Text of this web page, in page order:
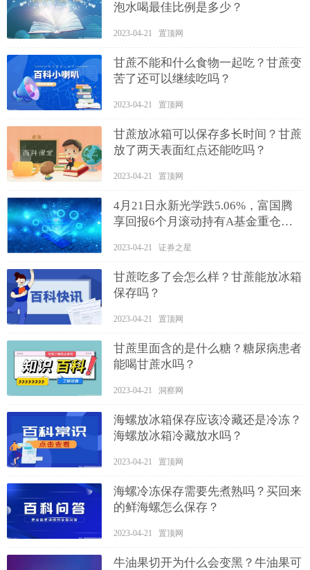
泡水喝最佳比例是多少？
2023-04-21 置顶网
甘蔗不能和什么食物一起吃？甘蔗变
苦了还可以继续吃吗？
2023-04-21 置顶网
甘蔗放冰箱可以保存多长时间？甘蔗
放了两天表面红点还能吃吗？
2023-04-21 置顶网
4月21日永新光学跌5.06%，富国腾
享回报6个月滚动持有A基金重仓该
2023-04-21 证券之星
甘蔗吃多了会怎么样？甘蔗能放冰箱
保存吗？
2023-04-21 置顶网
甘蔗里面含的是什么糖？糖尿病患者
能喝甘蔗水吗？
2023-04-21 洞察网
海螺放冰箱保存应该冷藏还是冷冻？
海螺放冰箱冷藏放水吗？
2023-04-21 置顶网
海螺冷冻保存需要先煮熟吗？买回来
的鲜海螺怎么保存？
2023-04-21 置顶网
牛油果切开为什么会变黑？牛油果可